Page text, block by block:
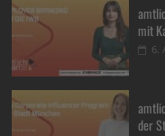
mit
6.
der